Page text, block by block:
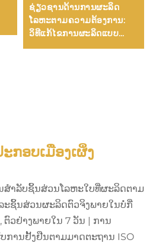
ຊ່ຽວຊານດ້ານການຜະລິດ
ໂລຫະຕາມຄວາມຕ້ອງການ:
ວິທີແກ້ໄຂການຜະລິດແບບ
ຮຽບຮ້ອຍສຳລັບຖັງ, ໂຄງຫຸ້ມ,
ກອບເມືອງເຜິ່ງ
ຳລັບຊິ້ນສ່ວນໂລຫະໃບທີ່ຜະລິດຕາມ
ະຊິ້ນສ່ວນຜະລິດຕົວຈິງພາຍໃນບໍ່ກີ່
ຕົວຢ່າງພາຍໃນ 7 ວັນ | ການ
ການຢັ້ງຢືນຕາມມາດຕະຖານ ISO